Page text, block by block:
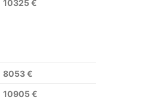
10325 €
8053 €
10905 €